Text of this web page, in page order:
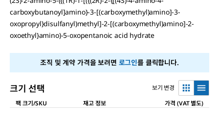
carboxybutanoyl]amino}-3-[(carboxymethyl)amino]-3-
oxopropyl}disulfanyl)methyl]-2-[(carboxymethyl)amino]-2-
oxoethyl}amino)-5-oxopentanoic acid hydrate
조직 및 계약 가격을 보려면 로그인를 클릭합니다.
크기 선택
보기 변경
팩 크기/SKU
재고 정보 가격 (VAT 별도)